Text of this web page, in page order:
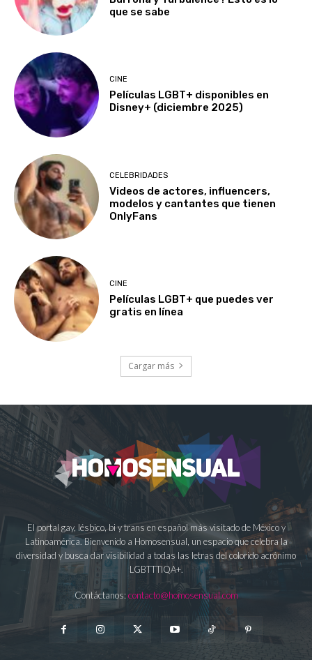
que se sabe
CINE
Películas LGBT+ disponibles en
Disney+ (diciembre 2025)
CELEBRIDADES
Videos de actores, influencers,
modelos y cantantes que tienen
OnlyFans
CINE
Películas LGBT+ que puedes ver
gratis en línea
Cargar más
El portal gay, lésbico, bi y trans en español más visitado de México y
Latinoamérica. Bienvenido a Homosensual, un espacio que celebra la
diversidad y busca dar visibilidad a todas las letras del colorido acrónimo
LGBTTTIQA+.
Contáctanos: contacto@homosensual.com